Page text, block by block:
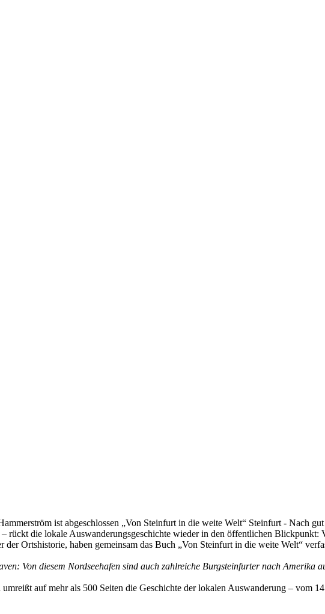
ist abgeschlossen „Von Steinfurt in die weite Welt“ Steinfurt - Nach
rückt die lokale Auswanderungsgeschichte wieder in den öffentlichen
Ortshistorie, haben gemeinsam das Buch „Von Steinfurt in die weite Welt“
Von diesem Nordseehafen sind auch zahlreiche Burgsteinfurter nach Amerika
auf mehr als 500 Seiten die Geschichte der lokalen Auswanderung – vom